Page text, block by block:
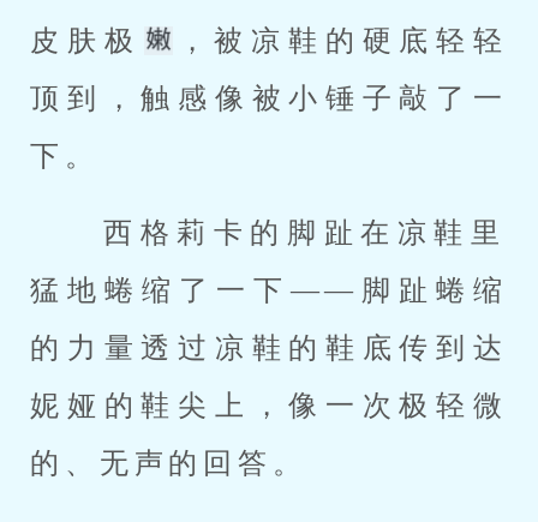
皮肤极
，被凉鞋的硬底轻轻
顶到，触感像被小锤子敲了一
下。
猛地蜷缩了一下——脚趾蜷缩
的力量透过凉鞋的鞋底传到达
妮娅的鞋尖上，像一次极轻微
的、无声的回答。